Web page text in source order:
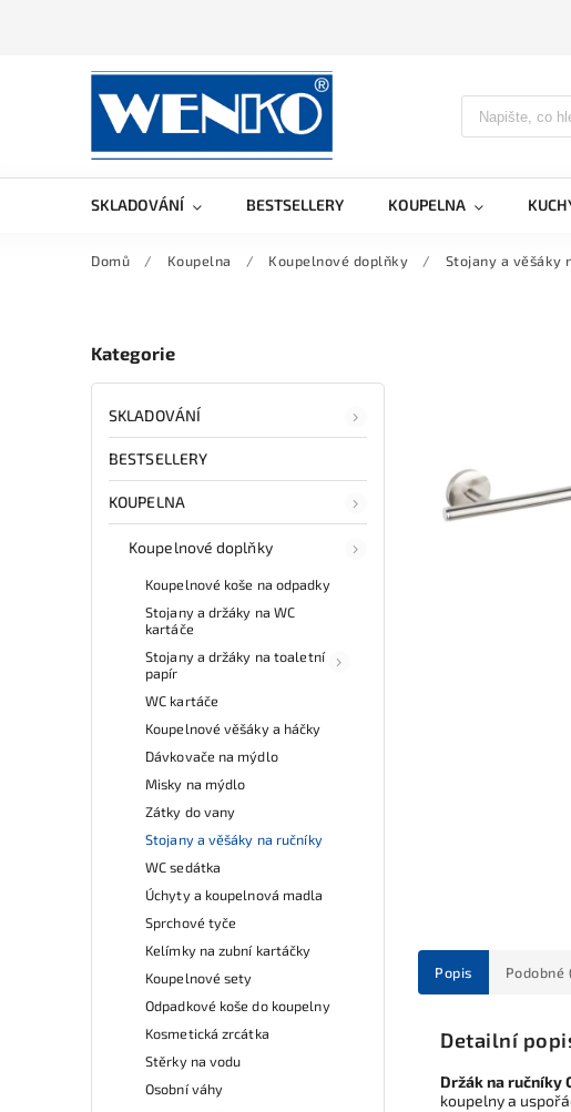
SKLADOVÁNÍ BESTSELLERY KOUPELNA
Domů / Koupelna / Koupelnové doplňky / Stojany a věšáky
Kategorie
SKLADOVÁNÍ
BESTSELLERY
KOUPELNA
Koupelnové doplňky
Koupelnové koše na odpadky
Stojany a držáky na WC
kartáče
Stojany a držáky na toaletní
papír
WC kartáče
Koupelnové věšáky a háčky
Dávkovače na mýdlo
Misky na mýdlo
Zátky do vany
Stojany a věšáky na ručníky
WC sedátka
Úchyty a koupelnová madla
Sprchové tyče
Kelímky na zubní kartáčky
Koupelnové sety
Odpadkové koše do koupelny
Kosmetická zrcátka
Stěrky na vodu
Osobní váhy
Popis Podobné
Detailní
Držák na ručníky
koupelny a